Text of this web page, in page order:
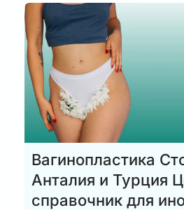
Вагинопластика
Анталия и Турция
справочник для